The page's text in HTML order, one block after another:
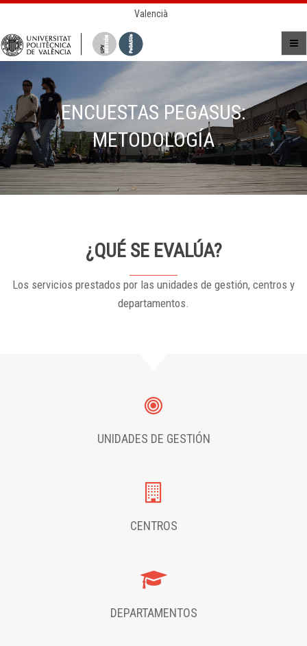
Valencià
ENCUESTAS PEGASUS:
METODOLOGÍA
¿QUÉ SE EVALÚA?
Los servicios prestados por las unidades de gestión, centros y
departamentos.
UNIDADES DE GESTIÓN
CENTROS
DEPARTAMENTOS